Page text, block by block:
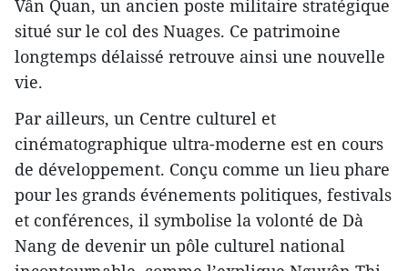
Vân Quan, un ancien poste militaire stratégique
situé sur le col des Nuages. Ce patrimoine
longtemps délaissé retrouve ainsi une nouvelle
vie.
Par ailleurs, un Centre culturel et
cinématographique ultra-moderne est en cours
de développement. Conçu comme un lieu phare
pour les grands événements politiques, festivals
et conférences, il symbolise la volonté de Dà
Nang de devenir un pôle culturel national